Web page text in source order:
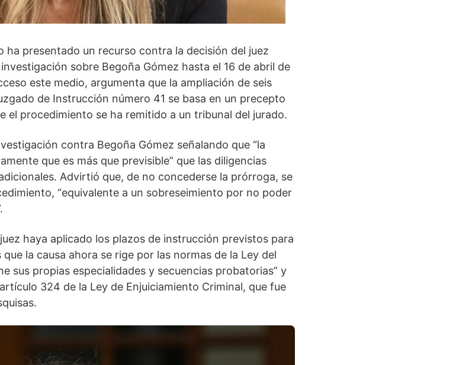
ha presentado un recurso contra la decisión del juez
sobre Begoña Gómez hasta el 16 de abril de
este medio, argumenta que la ampliación de seis
de Instrucción número 41 se basa en un precepto
el procedimiento se ha remitido a un tribunal del jurado.
contra Begoña Gómez señalando que “la
que es más que previsible” que las diligencias
Advirtió que, de no concederse la prórroga, se
“equivalente a un sobreseimiento por no poder
haya aplicado los plazos de instrucción previstos para
la causa ahora se rige por las normas de la Ley del
sus propias especialidades y secuencias probatorias” y
324 de la Ley de Enjuiciamiento Criminal, que fue